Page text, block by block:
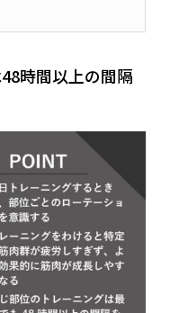
時間以上の間隔